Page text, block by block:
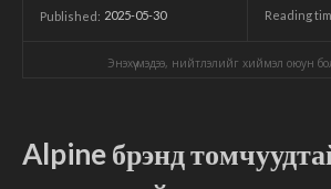
Published: 2025-05-30 Reading
Энэхүү мэдээ, нийтлэлийг хиймэл оюун
Alpine брэнд